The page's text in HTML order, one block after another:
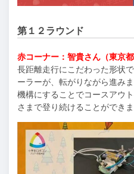
第１２ラウンド
赤コーナー：智貴さん（東京都
長距離走行にこだわった形状
ーラーが、転がりながら進み
機構にすることでコースアウ
さまで登り続けることができま